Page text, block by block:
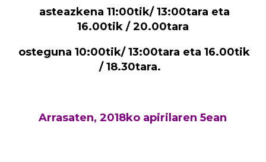
asteazkena 11:00tik/ 13:00tara eta
16.00tik / 20.00tara
osteguna 10:00tik/ 13:00tara eta 16.00tik
/ 18.30tara.
Arrasaten, 2018ko apirilaren 5ean